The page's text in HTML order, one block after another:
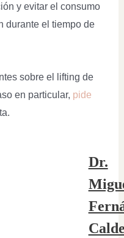
y evitar el consumo
durante el tiempo de
sobre el lifting de
en particular, pide
Dr.